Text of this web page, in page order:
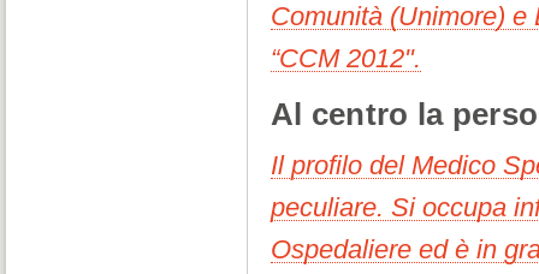
Comunità (Unimore) e
“CCM 2012".
Al centro la
Il profilo del Medico
peculiare. Si occupa
Ospedaliere ed è in